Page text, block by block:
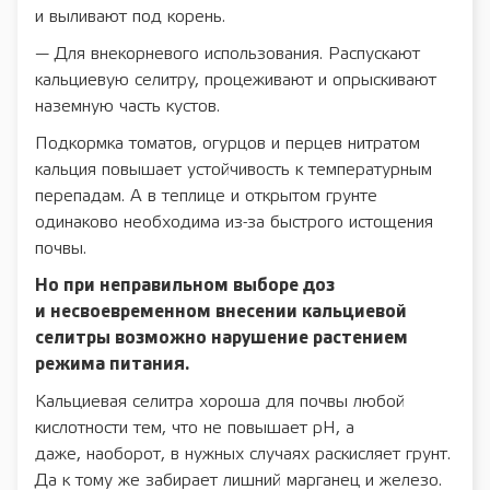
и выливают под корень.
— Для внекорневого использования. Распускают
кальциевую селитру, процеживают и опрыскивают
наземную часть кустов.
Подкормка томатов, огурцов и перцев нитратом
кальция повышает устойчивость к температурным
перепадам. А в теплице и открытом грунте
одинаково необходима из-за быстрого истощения
почвы.
Но при неправильном выборе доз
и несвоевременном внесении кальциевой
селитры возможно нарушение растением
режима питания.
Кальциевая селитра хороша для почвы любой
кислотности тем, что не повышает pH, а
даже, наоборот, в нужных случаях раскисляет грунт.
Да к тому же забирает лишний марганец и железо.